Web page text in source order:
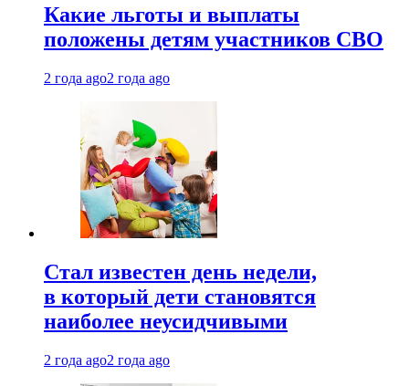
Какие льготы и выплаты
положены детям участников СВО
2 года ago2 года ago
Стал известен день недели,
в который дети становятся
наиболее неусидчивыми
2 года ago2 года ago